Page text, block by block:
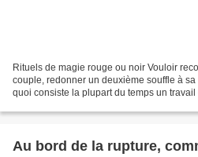
Rituels de magie rouge ou noir Vouloir
couple, redonner un deuxième souffle à
quoi consiste la plupart du temps un
Au bord de la rupture,